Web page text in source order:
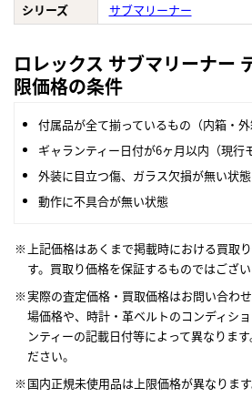
シリーズ
サブマリーナー
ロレックス サブマリーナー
限価格の条件
付属品が全て揃っているもの（内箱・外
ギャランティー日付が6ヶ月以内（現行
外装に目立つ傷、ガラス欠損が無い状態
動作に不具合が無い状態
上記価格はあくまで掲載時における買取
す。買取り価格を保証するものではござい
実際の査定価格・買取価格はお問い合わ
場価格や、時計・革ベルトのコンディシ
ンティーの記載日付等によって異なりま
ださい。
国内正規未使用品は上限価格が異なります